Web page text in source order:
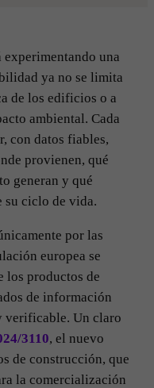
una
ya no se limita
de los edificios o a
ambiental. Cada
con datos fiables,
provienen, qué
generan y qué
ciclo de vida.
por las
europea se
los productos de
de información
verificable. Un claro
3110, el nuevo
de construcción, que
la comercialización